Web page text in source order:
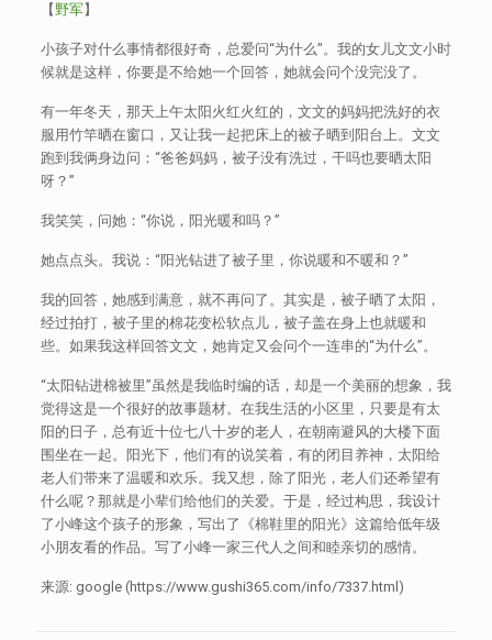
【野军】
小孩子对什么事情都很好奇，总爱问“为什么”。我的女儿文文小时
候就是这样，你要是不给她一个回答，她就会问个没完没了。
有一年冬天，那天上午太阳火红火红的，文文的妈妈把洗好的衣
服用竹竿晒在窗口，又让我一起把床上的被子晒到阳台上。文文
跑到我俩身边问：“爸爸妈妈，被子没有洗过，干吗也要晒太阳
呀？”
我笑笑，问她：“你说，阳光暖和吗？”
她点点头。我说：“阳光钻进了被子里，你说暖和不暖和？”
我的回答，她感到满意，就不再问了。其实是，被子晒了太阳，
经过拍打，被子里的棉花变松软点儿，被子盖在身上也就暖和
些。如果我这样回答文文，她肯定又会问个一连串的“为什么”。
“太阳钻进棉被里”虽然是我临时编的话，却是一个美丽的想象，我
觉得这是一个很好的故事题材。在我生活的小区里，只要是有太
阳的日子，总有近十位七八十岁的老人，在朝南避风的大楼下面
围坐在一起。阳光下，他们有的说笑着，有的闭目养神，太阳给
老人们带来了温暖和欢乐。我又想，除了阳光，老人们还希望有
什么呢？那就是小辈们给他们的关爱。于是，经过构思，我设计
了小峰这个孩子的形象，写出了《棉鞋里的阳光》这篇给低年级
小朋友看的作品。写了小峰一家三代人之间和睦亲切的感情。
来源: google (https://www.gushi365.com/info/7337.html)